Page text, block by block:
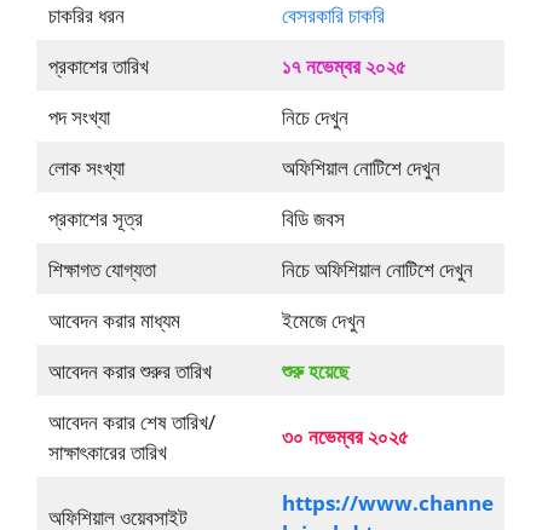
চাকরির ধরন
বেসরকারি চাকরি
প্রকাশের তারিখ
১৭ নভেম্বর ২০২৫
পদ সংখ্যা
নিচে দেখুন
লোক সংখ্যা
অফিশিয়াল নোটিশে দেখুন
প্রকাশের সূত্র
বিডি জবস
শিক্ষাগত যোগ্যতা
নিচে অফিশিয়াল নোটিশে দেখুন
আবেদন করার মাধ্যম
ইমেজে দেখুন
আবেদন করার শুরুর তারিখ
শুরু হয়েছে
আবেদন করার শেষ তারিখ/
সাক্ষাৎকারের তারিখ
৩০ নভেম্বর ২০২৫
অফিশিয়াল ওয়েবসাইট
https://www.channe